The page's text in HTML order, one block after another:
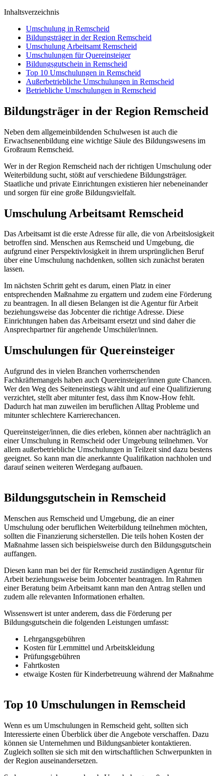
Inhaltsverzeichnis
Umschulung in Remscheid
Bildungsträger in der Region Remscheid
Umschulung Arbeitsamt Remscheid
Umschulungen für Quereinsteiger
Bildungsgutschein in Remscheid
Top 10 Umschulungen in Remscheid
Außerbetriebliche Umschulungen in Remscheid
Betriebliche Umschulungen in Remscheid
Bildungsträger in der Region Remscheid
Neben dem allgemeinbildenden Schulwesen ist auch die
Erwachsenenbildung eine wichtige Säule des Bildungswesens im
Großraum Remscheid.
Wer in der Region Remscheid nach der richtigen Umschulung oder
Weiterbildung sucht, stößt auf verschiedene Bildungsträger.
Staatliche und private Einrichtungen existieren hier nebeneinander
und sorgen für eine große Bildungsvielfalt.
Umschulung Arbeitsamt Remscheid
Das Arbeitsamt ist die erste Adresse für alle, die von Arbeitslosigkeit
betroffen sind. Menschen aus Remscheid und Umgebung, die
aufgrund einer Perspektivlosigkeit in ihrem ursprünglichen Beruf
über eine Umschulung nachdenken, sollten sich zunächst beraten
lassen.
Im nächsten Schritt geht es darum, einen Platz in einer
entsprechenden Maßnahme zu ergattern und zudem eine Förderung
zu beantragen. In all diesen Belangen ist die Agentur für Arbeit
beziehungsweise das Jobcenter die richtige Adresse. Diese
Einrichtungen haben das Arbeitsamt ersetzt und sind daher die
Ansprechpartner für angehende Umschüler/innen.
Umschulungen für Quereinsteiger
Aufgrund des in vielen Branchen vorherrschenden
Fachkräftemangels haben auch Quereinsteiger/innen gute Chancen.
Wer den Weg des Seiteneinstiegs wählt und auf eine Qualifizierung
verzichtet, stellt aber mitunter fest, dass ihm Know-How fehlt.
Dadurch hat man zuweilen im beruflichen Alltag Probleme und
mitunter schlechtere Karrierechancen.
Quereinsteiger/innen, die dies erleben, können aber nachträglich an
einer Umschulung in Remscheid oder Umgebung teilnehmen. Vor
allem außerbetriebliche Umschulungen in Teilzeit sind dazu bestens
geeignet. So kann man die anerkannte Qualifikation nachholen und
darauf seinen weiteren Werdegang aufbauen.
Bildungsgutschein in Remscheid
Menschen aus Remscheid und Umgebung, die an einer
Umschulung oder beruflichen Weiterbildung teilnehmen möchten,
sollten die Finanzierung sicherstellen. Die teils hohen Kosten der
Maßnahme lassen sich beispielsweise durch den Bildungsgutschein
auffangen.
Diesen kann man bei der für Remscheid zuständigen Agentur für
Arbeit beziehungsweise beim Jobcenter beantragen. Im Rahmen
einer Beratung beim Arbeitsamt kann man den Antrag stellen und
zudem alle relevanten Informationen erhalten.
Wissenswert ist unter anderem, dass die Förderung per
Bildungsgutschein die folgenden Leistungen umfasst:
Lehrgangsgebühren
Kosten für Lernmittel und Arbeitskleidung
Prüfungsgebühren
Fahrtkosten
etwaige Kosten für Kinderbetreuung während der Maßnahme
Top 10 Umschulungen in Remscheid
Wenn es um Umschulungen in Remscheid geht, sollten sich
Interessierte einen Überblick über die Angebote verschaffen. Dazu
können sie Unternehmen und Bildungsanbieter kontaktieren.
Zugleich sollten sie sich mit den wirtschaftlichen Schwerpunkten in
der Region auseinandersetzen.